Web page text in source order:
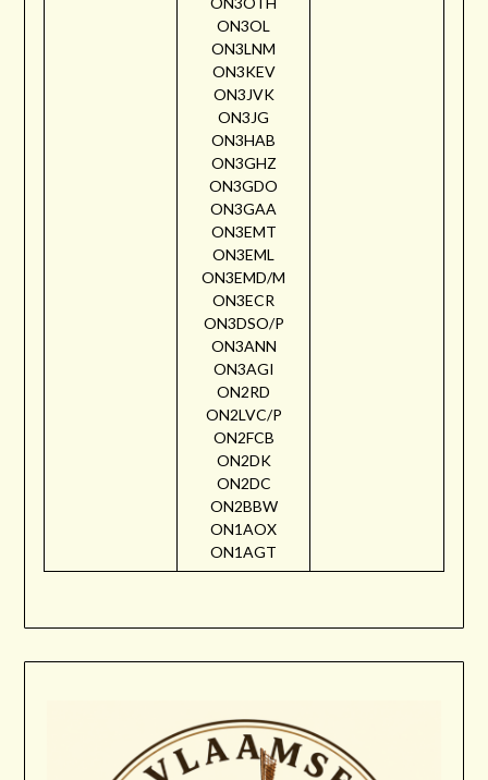
ON3OL
ON3LNM
ON3KEV
ON3JVK
ON3JG
ON3HAB
ON3GHZ
ON3GDO
ON3GAA
ON3EMT
ON3EML
ON3EMD/M
ON3ECR
ON3DSO/P
ON3ANN
ON3AGI
ON2RD
ON2LVC/P
ON2FCB
ON2DK
ON2DC
ON2BBW
ON1AOX
ON1AGT